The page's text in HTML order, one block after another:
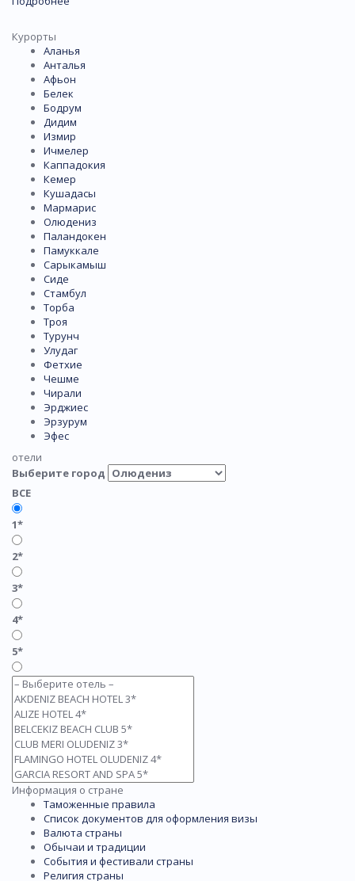
Курорты
Аланья
Анталья
Афьон
Белек
Бодрум
Дидим
Измир
Ичмелер
Каппадокия
Кемер
Кушадасы
Мармарис
Олюдениз
Паландокен
Памуккале
Сарыкамыш
Сиде
Стамбул
Торба
Троя
Турунч
Улудаг
Фетхие
Чешме
Чирали
Эрджиес
Эрзурум
Эфес
отели
Выберите город
ВСЕ
1*
2*
3*
4*
5*
Информация о стране
Таможенные правила
Список документов для оформления визы
Валюта страны
Обычаи и традиции
События и фестивали страны
Религия страны